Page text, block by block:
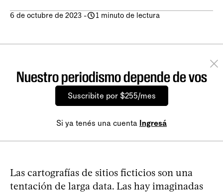
6 de octubre de 2023 - 1 minuto de lectura
Nuestro periodismo depende de vos
Suscribite por $255/mes
Si ya tenés una cuenta Ingresá
Las cartografías de sitios ficticios son una
tentación de larga data. Las hay imaginadas